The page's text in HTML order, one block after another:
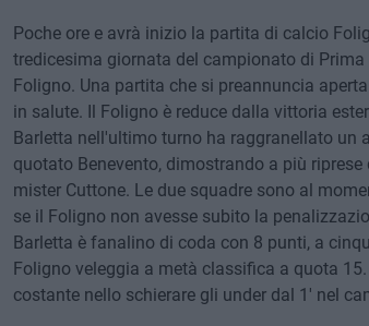
Poche ore e avrà inizio la partita di calcio
tredicesima giornata del campionato di
Foligno. Una partita che si preannuncia
in salute. Il Foligno è reduce dalla vittoria
Barletta nell'ultimo turno ha raggranellato un
quotato Benevento, dimostrando a più
mister Cuttone. Le due squadre sono al
se il Foligno non avesse subito la
Barletta è fanalino di coda con 8 punti, a
Foligno veleggia a metà classifica a quota
costante nello schierare gli under dal 1' nel